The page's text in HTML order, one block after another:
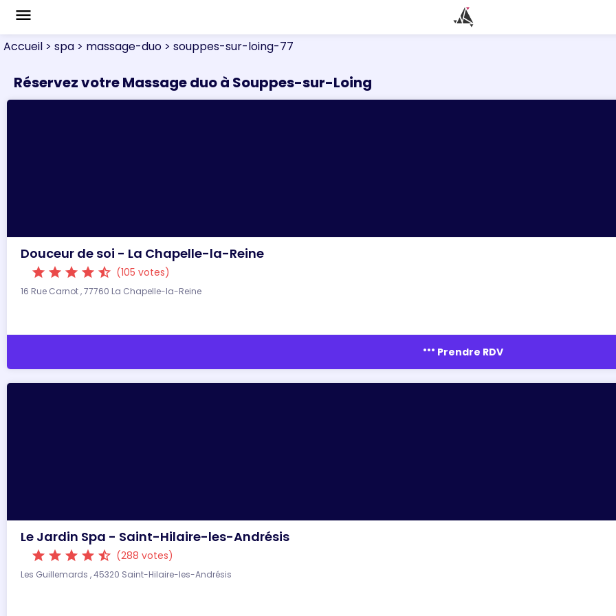
menu
Accueil > spa > massage-duo > souppes-sur-loing-77
Réservez votre Massage duo à Souppes-sur-Loing
Douceur de soi - La Chapelle-la-Reine
star star star star star_half (105 votes)
16 Rue Carnot , 77760 La Chapelle-la-Reine
more_horiz Prendre RDV
Le Jardin Spa - Saint-Hilaire-les-Andrésis
star star star star star_half (288 votes)
Les Guillemards , 45320 Saint-Hilaire-les-Andrésis